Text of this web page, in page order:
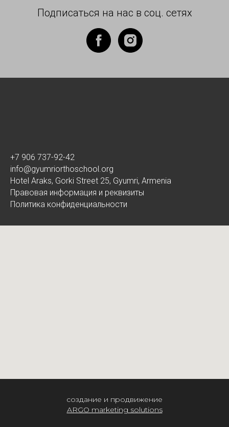
Подписаться на нас в соц. сетях
+7 906 737-92-42
info@gyumriorthoschool.org
Hotel Araks, Gorki Street 25, Gyumri, Armenia
Правовая информация и реквизиты
Политика конфиденциальности
создание и продвижение
ARGO marketing solutions